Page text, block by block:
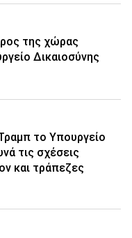
της χώρας
Δικαιοσύνης
το Υπουργείο
τις σχέσεις
και τράπεζες